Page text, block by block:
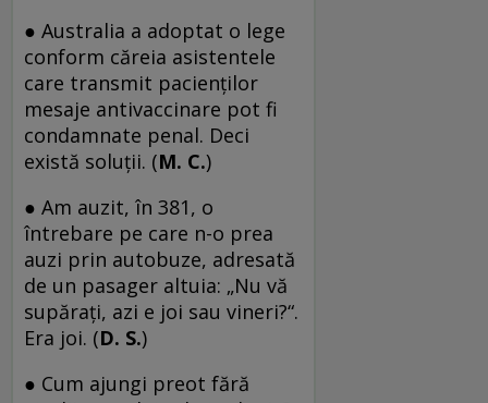
● Australia a adoptat o lege
conform căreia asistentele
care transmit pacienţilor
mesaje antivaccinare pot fi
condamnate penal. Deci
există soluţii. (M. C.)
● Am auzit, în 381, o
întrebare pe care n-o prea
auzi prin autobuze, adresată
de un pasager altuia: „Nu vă
supărați, azi e joi sau vineri?“.
Era joi. (D. S.)
● Cum ajungi preot fără